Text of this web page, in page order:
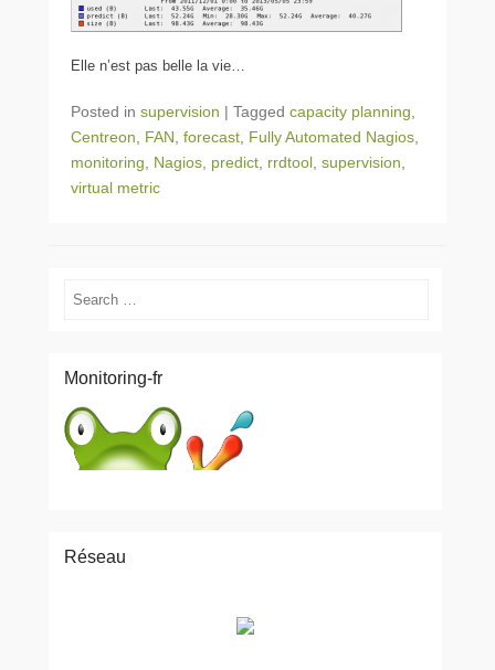
Elle n’est pas belle la vie…
Posted in supervision | Tagged capacity planning
Centreon
FAN forecast Fully Automated Nagios
monitoring
Nagios predict rrdtool supervision
virtual metric
Search
Monitoring-fr
Réseau